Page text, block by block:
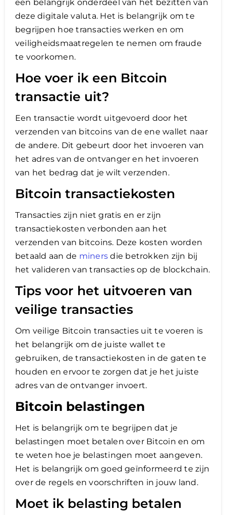
een belangrijk onderdeel van het bezitten van
deze digitale valuta. Het is belangrijk om te
begrijpen hoe transacties werken en om
veiligheidsmaatregelen te nemen om fraude
te voorkomen.
Hoe voer ik een Bitcoin
transactie uit?
Een transactie wordt uitgevoerd door het
verzenden van bitcoins van de ene wallet naar
de andere. Dit gebeurt door het invoeren van
het adres van de ontvanger en het invoeren
van het bedrag dat je wilt verzenden.
Bitcoin transactiekosten
Transacties zijn niet gratis en er zijn
transactiekosten verbonden aan het
verzenden van bitcoins. Deze kosten worden
betaald aan de miners die betrokken zijn bij
het valideren van transacties op de blockchain.
Tips voor het uitvoeren van
veilige transacties
Om veilige Bitcoin transacties uit te voeren is
het belangrijk om de juiste wallet te
gebruiken, de transactiekosten in de gaten te
houden en ervoor te zorgen dat je het juiste
adres van de ontvanger invoert.
Bitcoin belastingen
Het is belangrijk om te begrijpen dat je
belastingen moet betalen over Bitcoin en om
te weten hoe je belastingen moet aangeven.
Het is belangrijk om goed geïnformeerd te zijn
over de regels en voorschriften in jouw land.
Moet ik belasting betalen